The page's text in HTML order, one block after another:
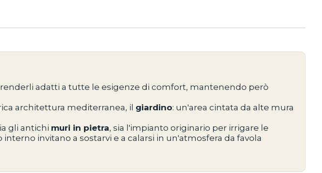
adatti a tutte le esigenze di comfort, mantenendo però
architettura mediterranea, il giardino: un'area cintata da alte mura
gli antichi muri in pietra, sia l'impianto originario per irrigare le
invitano a sostarvi e a calarsi in un'atmosfera da favola